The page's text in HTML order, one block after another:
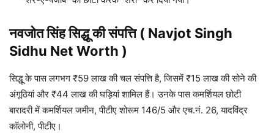
नवजोत सिंह सिद्धू की संपत्ति ( Navjot Singh
Sidhu Net Worth )
सिद्धू के पास लगभग ₹59 लाख की चल संपत्ति है, जिसमें ₹15 लाख की सोने की
अंगूठियां और ₹44 लाख की घड़ियां शामिल हैं। उनके पास कमर्शियल छोटी
बारादरी में कमर्शियल जमीन, पीटीए शोरूम 146/5 और एच.नं. 26, यादविंद्र
कॉलोनी, पीटीए।